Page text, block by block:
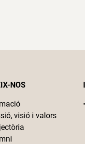
NOS
visió i valors